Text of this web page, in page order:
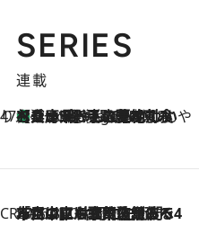
SERIES
連載
47都道府県の手みやげ ひんやりスイーツで夏を満喫
5 Hours Ago
【兵庫県】この夏絶対食べたい 冷やしておいしいおやつ3選 淡路島の恵みをジェラートに集約
CREA'S CHOICE
2026.8.7
「立川にも歌舞伎があるんだよ」 片岡仁左衛門・市川中車ら豪華座組みで4年目の立川立飛歌舞伎へ